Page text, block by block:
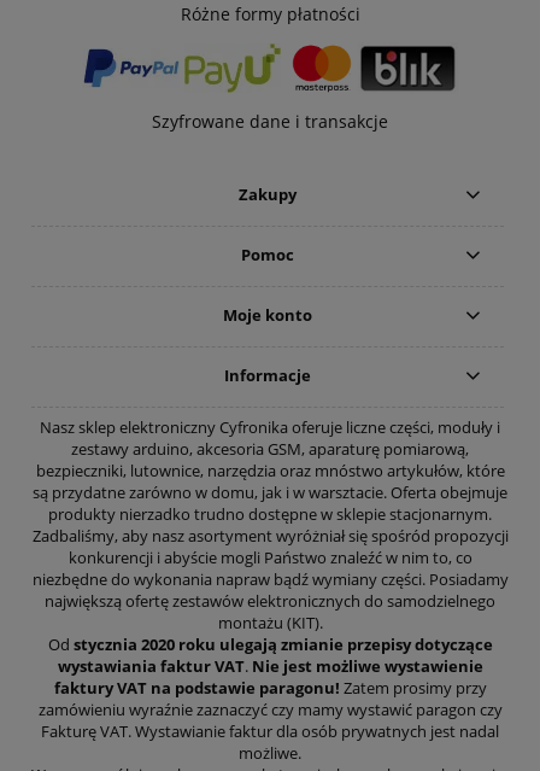
Różne formy płatności
Szyfrowane dane i transakcje
Zakupy
Pomoc
Moje konto
Informacje
Nasz sklep elektroniczny Cyfronika oferuje liczne części, moduły i
zestawy arduino, akcesoria GSM, aparaturę pomiarową,
bezpieczniki, lutownice, narzędzia oraz mnóstwo artykułów, które
są przydatne zarówno w domu, jak i w warsztacie. Oferta obejmuje
produkty nierzadko trudno dostępne w sklepie stacjonarnym.
Zadbaliśmy, aby nasz asortyment wyróżniał się spośród propozycji
konkurencji i abyście mogli Państwo znaleźć w nim to, co
niezbędne do wykonania napraw bądź wymiany części. Posiadamy
największą ofertę zestawów elektronicznych do samodzielnego
montażu (KIT).
Od stycznia 2020 roku ulegają zmianie przepisy dotyczące
wystawiania faktur VAT. Nie jest możliwe wystawienie
faktury VAT na podstawie paragonu! Zatem prosimy przy
zamówieniu wyraźnie zaznaczyć czy mamy wystawić paragon czy
Fakturę VAT. Wystawianie faktur dla osób prywatnych jest nadal
możliwe.